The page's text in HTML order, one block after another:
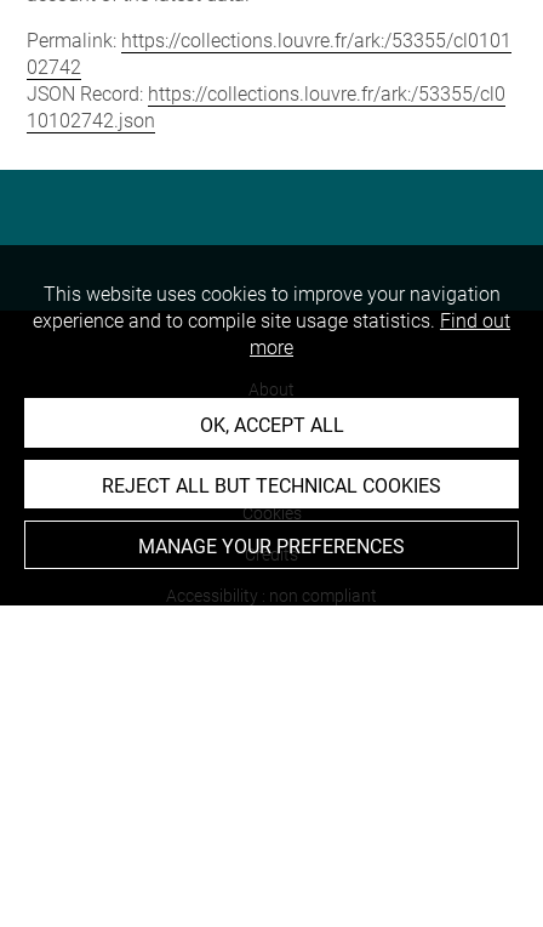
Permalink: https://collections.louvre.fr/ark:/53355/cl0101
02742
JSON Record: https://collections.louvre.fr/ark:/53355/cl0
10102742.json
About
Contact Us
Cookies
Credits
Accessibility : non compliant
This website uses cookies to improve your navigation
experience and to compile site usage statistics. Find out
more
OK, ACCEPT ALL
REJECT ALL BUT TECHNICAL COOKIES
MANAGE YOUR PREFERENCES